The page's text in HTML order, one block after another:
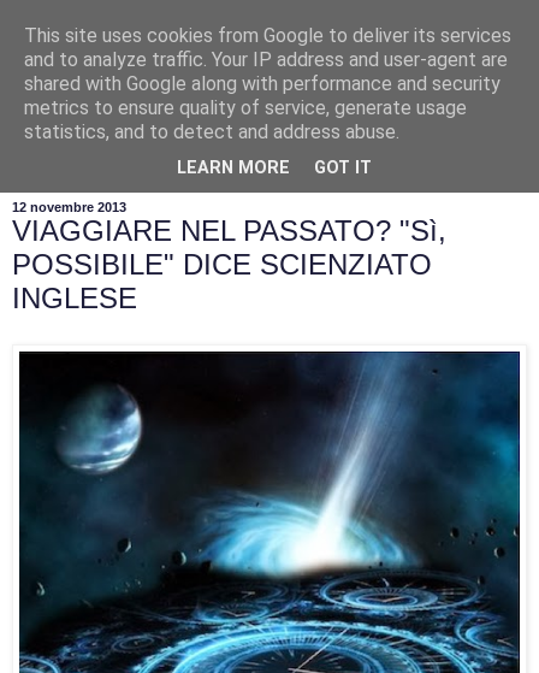
12 novembre 2013
VIAGGIARE NEL PASSATO? "Sì,
POSSIBILE" DICE SCIENZIATO
INGLESE
This site uses cookies from Google to deliver its services
and to analyze traffic. Your IP address and user-agent are
shared with Google along with performance and security
metrics to ensure quality of service, generate usage
statistics, and to detect and address abuse.
LEARN MORE GOT IT